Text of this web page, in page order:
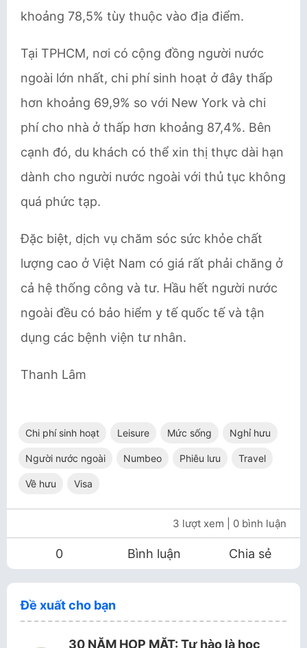
khoảng 78,5% tùy thuộc vào địa điểm.
Tại TPHCM, nơi có cộng đồng người nước
ngoài lớn nhất, chi phí sinh hoạt ở đây thấp
hơn khoảng 69,9% so với New York và chi
phí cho nhà ở thấp hơn khoảng 87,4%. Bên
cạnh đó, du khách có thể xin thị thực dài hạn
dành cho người nước ngoài với thủ tục không
quá phức tạp.
Đặc biệt, dịch vụ chăm sóc sức khỏe chất
lượng cao ở Việt Nam có giá rất phải chăng ở
cả hệ thống công và tư. Hầu hết người nước
ngoài đều có bảo hiểm y tế quốc tế và tận
dụng các bệnh viện tư nhân.
Thanh Lâm
Chi phí sinh hoạt Leisure Mức sống Nghỉ hưu
Người nước ngoài Numbeo Phiêu lưu Travel
Về hưu Visa
3 lượt xem | 0 bình luận
0 Bình luận Chia sẻ
Đề xuất cho bạn
30 NĂM HỌP MẶT: Tự hào là học